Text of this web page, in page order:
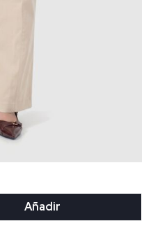
Añadir